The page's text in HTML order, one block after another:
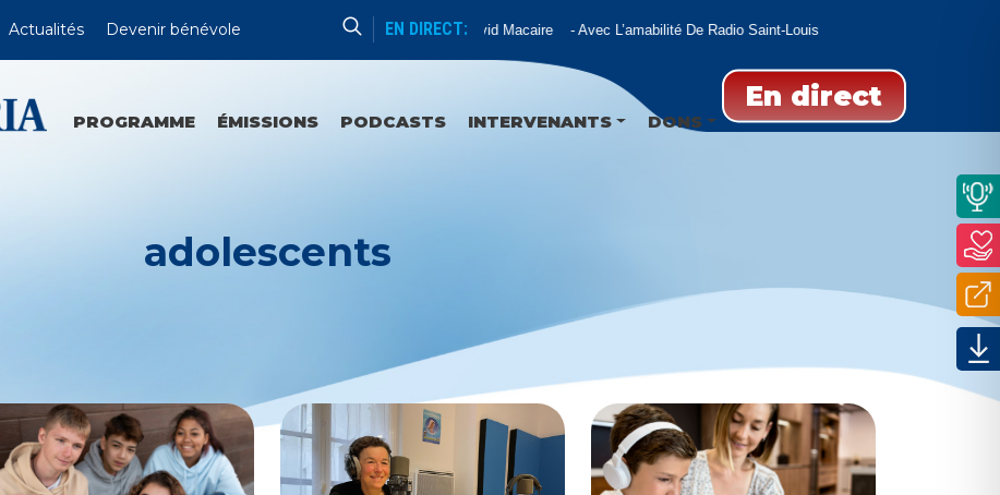
Actualités Devenir bénévole EN DIRECT:
Catéchèse De Mgr David Macaire Avec L’amabilité De Radio Saint-Louis
En direct
PROGRAMME ÉMISSIONS PODCASTS INTERVENANTS DONS
adolescents